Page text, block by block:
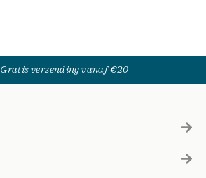
Gratis verzending vanaf €20